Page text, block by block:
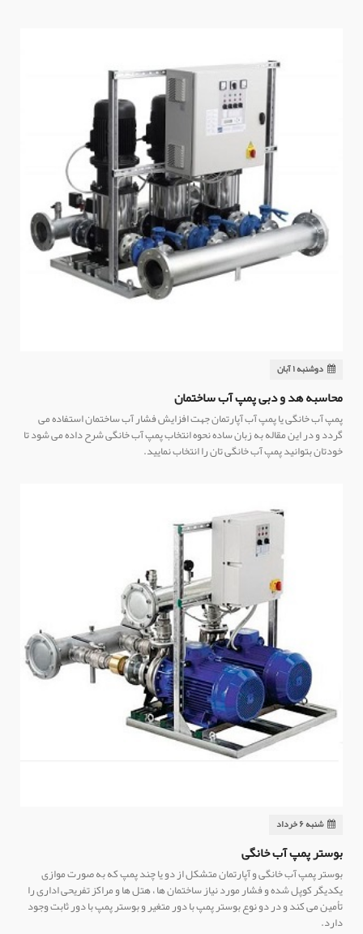
دوشنبه ۱ آبان
محاسبه هد و دبی پمپ آب ساختمان
پمپ آب خانگی یا پمپ آب آپارتمان جهت افزایش فشار آب ساختمان استفاده می
گردد و در این مقاله به زبان ساده نحوه انتخاب پمپ آب خانگی شرح داده می شود تا
خودتان بتوانید پمپ آب خانگی تان را انتخاب نمایید.
شنبه ۶ خرداد
بوستر پمپ آب خانگی
بوستر پمپ آب خانگی و آپارتمان متشکل از دو یا چند پمپ که به صورت موازی
یکدیگر کوپل شده و فشار مورد نیاز ساختمان ها ، هتل ها و مراکز تفریحی اداری را
تأمین می کند و در دو نوع بوستر پمپ با دور متغیر و بوستر پمپ با دور ثابت وجود
دارد.